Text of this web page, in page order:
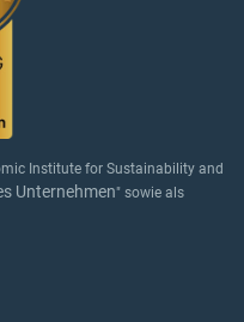
Institute for Sustainability and
Unternehmen" sowie als